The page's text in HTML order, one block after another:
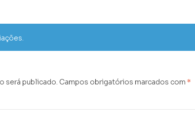
será publicado. Campos obrigatórios marcados com *